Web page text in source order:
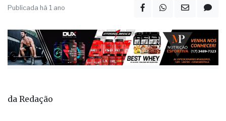
Publicada há 1 ano
da Redação